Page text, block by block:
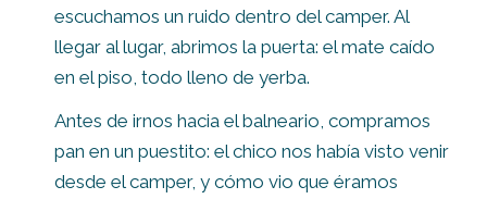
escuchamos un ruido dentro del camper. Al
llegar al lugar, abrimos la puerta: el mate caído
en el piso, todo lleno de yerba.
Antes de irnos hacia el balneario, compramos
pan en un puestito: el chico nos había visto venir
desde el camper, y cómo vio que éramos